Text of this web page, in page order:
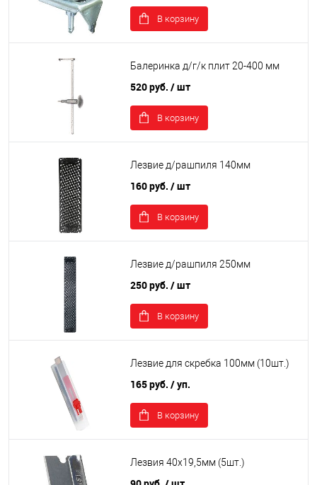
В корзину
Балеринка д/г/к плит 20-400 мм
520 руб. / шт
В корзину
Лезвие д/рашпиля 140мм
160 руб. / шт
В корзину
Лезвие д/рашпиля 250мм
250 руб. / шт
В корзину
Лезвие для скребка 100мм (10шт.)
165 руб. / уп.
В корзину
Лезвия 40х19,5мм (5шт.)